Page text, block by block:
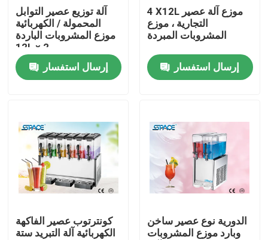
المنتجات
ليّن خدمة ice قشدة آلة
الجدول الأعلى آلة الآيس كريم
آلة الآيس كريم التجارية
آلة طين الشراب المجمدة
آلة اللبن الزبادي
آلة الآيس كريم الزبادي
آلة توزيع عصير التوابل
المحمولة / الكهربائية
موزع المشروبات الباردة
12L × 2
إرسال استفسار
4 X12L موزع آلة عصير
التجارية ، موزع
المشروبات المبردة
إرسال استفسار
كونترتوب عصير الفاكهة
الكهربائية آلة التبريد ستة
الدورية نوع عصير ساخن
وبارد موزع المشروبات